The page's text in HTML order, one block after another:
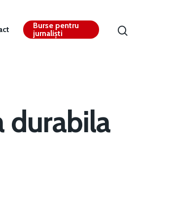
Burse pentru
jurnaliști
durabila